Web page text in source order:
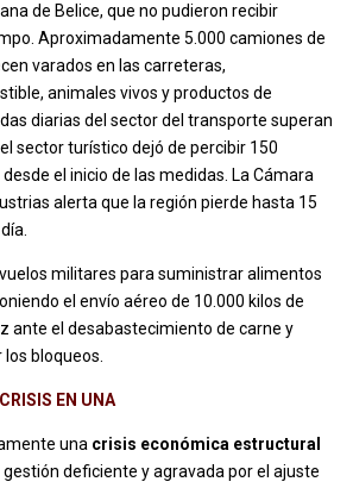
de Belice, que no pudieron recibir
Aproximadamente 5.000 camiones de
varados en las carreteras,
animales vivos y productos de
diarias del sector del transporte superan
sector turístico dejó de percibir 150
el inicio de las medidas. La Cámara
alerta que la región pierde hasta 15
militares para suministrar alimentos
el envío aéreo de 10.000 kilos de
ante el desabastecimiento de carne y
bloqueos.
EN UNA
una crisis económica estructural
deficiente y agravada por el ajuste